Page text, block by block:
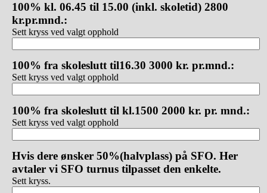
100% kl. 06.45 til 15.00 (inkl. skoletid) 2800
kr.pr.mnd.:
Sett kryss ved valgt opphold
100% fra skoleslutt til16.30 3000 kr. pr.mnd.:
Sett kryss ved valgt opphold
100% fra skoleslutt til kl.1500 2000 kr. pr. mnd.:
Sett kryss ved valgt opphold
Hvis dere ønsker 50%(halvplass) på SFO. Her
avtaler vi SFO turnus tilpasset den enkelte.
Sett kryss.